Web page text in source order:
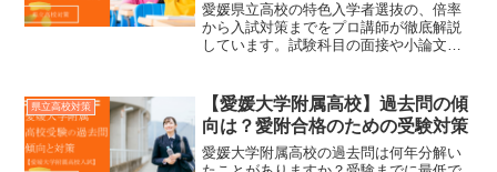
愛媛県立高校の特色入学者選抜の、倍率
から入試対策までをプロ講師が徹底解説
しています。試験科目の面接や小論文、
な「特色入学者選抜」の最新情報と対策
ついて、愛媛のどの塾よりも詳しく解説
します。
県立高校対策
【愛媛大学附属高校】過去問の傾
向は？愛附合格のための受験対策
愛媛大学附属高校の過去問は何年分解い